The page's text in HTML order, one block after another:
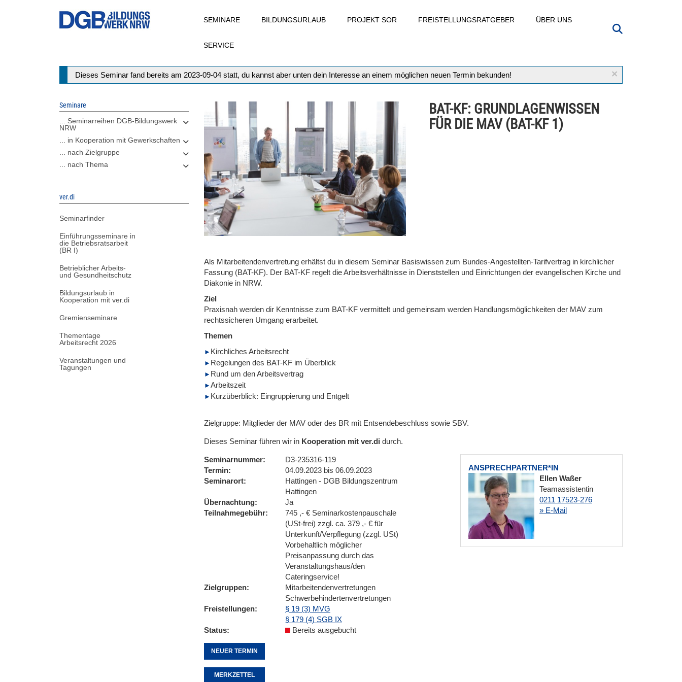
SEMINARE BILDUNGSURLAUB PROJEKT SOR FREISTELLUNGSRATGEBER ÜBER UNS
SERVICE
×
Statusmeldung
Dieses Seminar fand bereits am 2023-09-04 statt, du kannst aber unten dein Interesse an einem möglichen neuen Termin bekunden!
Seminare
... Seminarreihen DGB-Bildungswerk
NRW
... in Kooperation mit Gewerkschaften
... nach Zielgruppe
... nach Thema
ver.di
Seminarfinder
Einführungsseminare in
die Betriebsratsarbeit
(BR I)
Betrieblicher Arbeits-
und Gesundheitschutz
Bildungsurlaub in
Kooperation mit ver.di
Gremienseminare
Thementage
Arbeitsrecht 2026
Veranstaltungen und
Tagungen
BAT-KF: GRUNDLAGENWISSEN
FÜR DIE MAV (BAT-KF 1)
Als Mitarbeitendenvertretung erhältst du in diesem Seminar Basiswissen zum Bundes-Angestellten-Tarifvertrag in kirchlicher
Fassung (BAT-KF). Der BAT-KF regelt die Arbeitsverhältnisse in Dienststellen und Einrichtungen der evangelischen Kirche und
Diakonie in NRW.
Ziel
Praxisnah werden dir Kenntnisse zum BAT-KF vermittelt und gemeinsam werden Handlungsmöglichkeiten der MAV zum
rechtssicheren Umgang erarbeitet.
Themen
Kirchliches Arbeitsrecht
Regelungen des BAT-KF im Überblick
Rund um den Arbeitsvertrag
Arbeitszeit
Kurzüberblick: Eingruppierung und Entgelt
Zielgruppe: Mitglieder der MAV oder des BR mit Entsendebeschluss sowie SBV.
Dieses Seminar führen wir in Kooperation mit ver.di durch.
ANSPRECHPARTNER*IN
Ellen Waßer
Teamassistentin
0211 17523-276
» E-Mail
Seminarnummer
D3-235316-119
Termin
04.09.2023 bis 06.09.2023
Seminarort
Hattingen - DGB Bildungszentrum
Hattingen
Übernachtung
Ja
Teilnahmegebühr
745 ,- € Seminarkostenpauschale
(USt-frei) zzgl. ca. 379 ,- € für
Unterkunft/Verpflegung (zzgl. USt)
Vorbehaltlich möglicher
Preisanpassung durch das
Veranstaltungshaus/den
Cateringservice!
Zielgruppen
Mitarbeitendenvertretungen
Schwerbehindertenvertretungen
Freistellungen
§ 19 (3) MVG
§ 179 (4) SGB IX
Status
Bereits ausgebucht
NEUER TERMIN
MERKZETTEL